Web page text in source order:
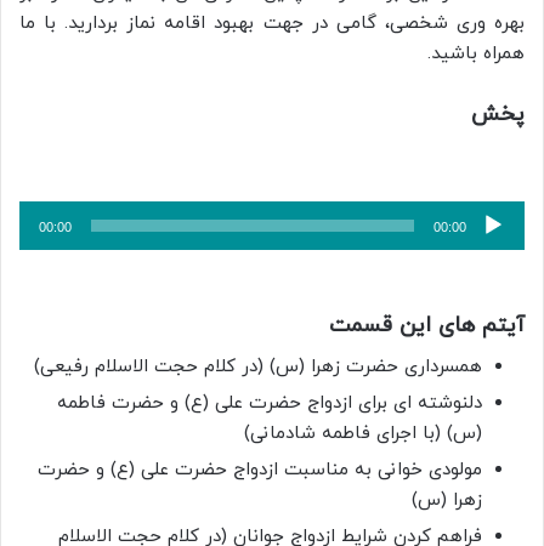
بهره وری شخصی، گامی در جهت بهبود اقامه نماز بردارید. با ما
همراه باشید.
پخش
پخش‌کننده
صوت
00:00
00:00
آیتم های این قسمت
همسرداری حضرت زهرا (س) (در کلام حجت الاسلام رفیعی)
دلنوشته ای برای ازدواج حضرت علی (ع) و حضرت فاطمه
(س) (با اجرای فاطمه شادمانی)
مولودی خوانی به مناسبت ازدواج حضرت علی (ع) و حضرت
زهرا (س)
فراهم کردن شرایط ازدواج جوانان (در کلام حجت الاسلام